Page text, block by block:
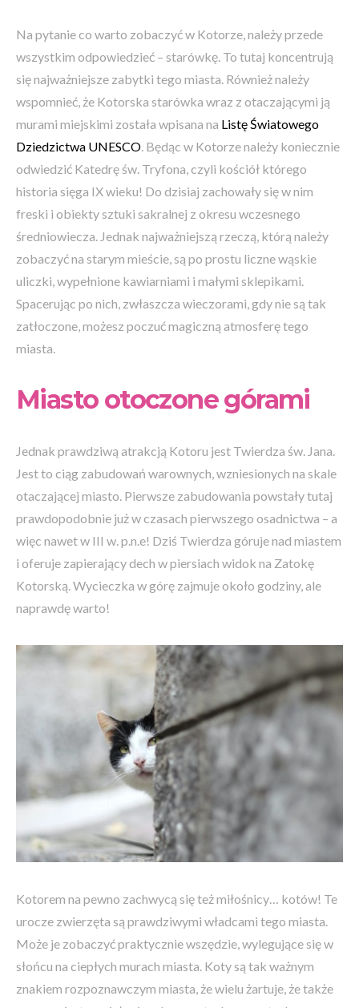
Na pytanie co warto zobaczyć w Kotorze, należy przede
wszystkim odpowiedzieć – starówkę. To tutaj koncentrują
się najważniejsze zabytki tego miasta. Również należy
wspomnieć, że Kotorska starówka wraz z otaczającymi ją
murami miejskimi została wpisana na Listę Światowego
Dziedzictwa UNESCO . Będąc w Kotorze należy koniecznie
odwiedzić Katedrę św. Tryfona, czyli kościół którego
historia sięga IX wieku! Do dzisiaj zachowały się w nim
freski i obiekty sztuki sakralnej z okresu wczesnego
średniowiecza. Jednak najważniejszą rzeczą, którą należy
zobaczyć na starym mieście, są po prostu liczne wąskie
uliczki, wypełnione kawiarniami i małymi sklepikami.
Spacerując po nich, zwłaszcza wieczorami, gdy nie są tak
zatłoczone, możesz poczuć magiczną atmosferę tego
miasta.
Miasto otoczone górami
Jednak prawdziwą atrakcją Kotoru jest Twierdza św. Jana.
Jest to ciąg zabudowań warownych, wzniesionych na skale
otaczającej miasto. Pierwsze zabudowania powstały tutaj
prawdopodobnie już w czasach pierwszego osadnictwa – a
więc nawet w III w. p.n.e! Dziś Twierdza góruje nad miastem
i oferuje zapierający dech w piersiach widok na Zatokę
Kotorską. Wycieczka w górę zajmuje około godziny, ale
naprawdę warto!
Kotorem na pewno zachwycą się też miłośnicy… kotów! Te
urocze zwierzęta są prawdziwymi władcami tego miasta.
Może je zobaczyć praktycznie wszędzie, wylegujące się w
słońcu na ciepłych murach miasta. Koty są tak ważnym
znakiem rozpoznawczym miasta, że wielu żartuje, że także